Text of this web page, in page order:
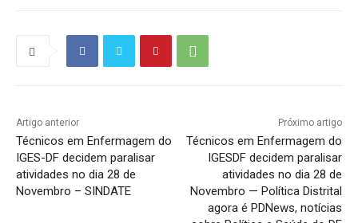
Artigo anterior
Técnicos em Enfermagem do
IGES-DF decidem paralisar
atividades no dia 28 de
Novembro – SINDATE
Próximo artigo
Técnicos em Enfermagem do
IGESDF decidem paralisar
atividades no dia 28 de
Novembro — Política Distrital
agora é PDNews, notícias